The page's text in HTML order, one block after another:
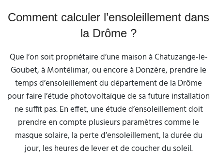
Comment calculer l’ensoleillement dans
la Drôme ?
Que l’on soit propriétaire d’une maison à Chatuzange-le-
Goubet, à Montélimar, ou encore à Donzère, prendre le
temps d’ensoleillement du département de la Drôme
pour faire l’étude photovoltaïque de sa future installation
ne suffit pas. En effet, une étude d’ensoleillement doit
prendre en compte plusieurs paramètres comme le
masque solaire, la perte d’ensoleillement, la durée du
jour, les heures de lever et de coucher du soleil.